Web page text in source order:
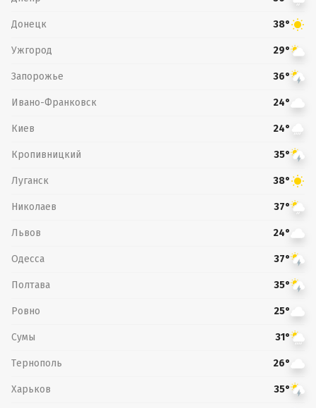
Донецк 38°
Ужгород 29°
Запорожье 36°
Ивано-Франковск 24°
Киев 24°
Кропивницкий 35°
Луганск 38°
Николаев 37°
Львов 24°
Одесса 37°
Полтава 35°
Ровно 25°
Сумы 31°
Тернополь 26°
Харьков 35°